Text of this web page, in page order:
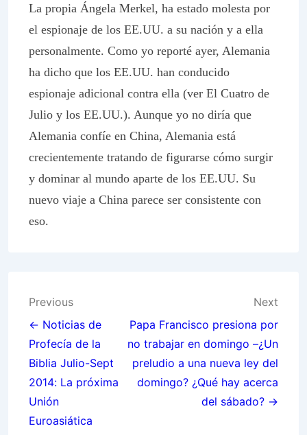
La propia Ángela Merkel, ha estado molesta por
el espionaje de los EE.UU. a su nación y a ella
personalmente. Como yo reporté ayer, Alemania
ha dicho que los EE.UU. han conducido
espionaje adicional contra ella (ver El Cuatro de
Julio y los EE.UU.). Aunque yo no diría que
Alemania confíe en China, Alemania está
crecientemente tratando de figurarse cómo surgir
y dominar al mundo aparte de los EE.UU. Su
nuevo viaje a China parece ser consistente con
eso.
Post
navigation
Previous
← Noticias de
Profecía de la
Biblia Julio-Sept
2014: La próxima
Unión
Euroasiática
Next
Papa Francisco presiona por
no trabajar en domingo –¿Un
preludio a una nueva ley del
domingo? ¿Qué hay acerca
del sábado? →